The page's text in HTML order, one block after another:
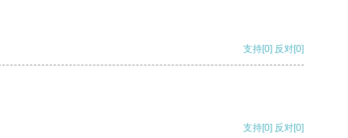
支持[0] 反对[0]
支持[0] 反对[0]